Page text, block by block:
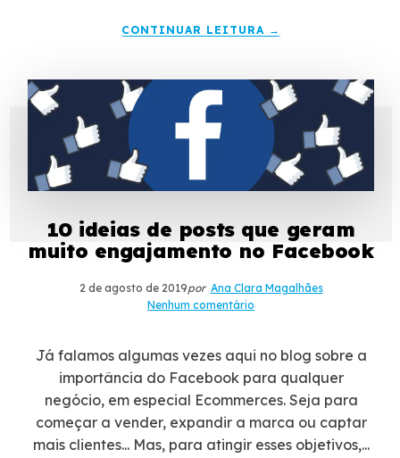
CONTINUAR LEITURA →
10 ideias de posts que geram
muito engajamento no Facebook
2 de agosto de 2019por Ana Clara Magalhães
Nenhum comentário
Já falamos algumas vezes aqui no blog sobre a
importância do Facebook para qualquer
negócio, em especial Ecommerces. Seja para
começar a vender, expandir a marca ou captar
mais clientes... Mas, para atingir esses objetivos,...